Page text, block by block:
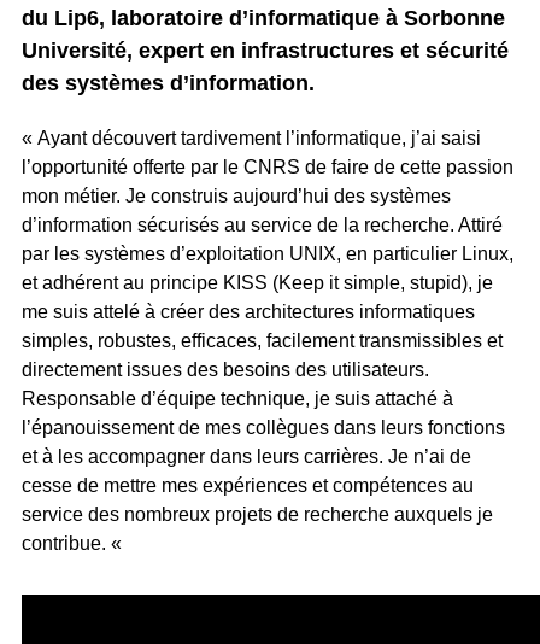
du Lip6, laboratoire d’informatique à Sorbonne
Université, expert en infrastructures et sécurité
des systèmes d’information.
« Ayant découvert tardivement l’informatique, j’ai saisi
l’opportunité offerte par le CNRS de faire de cette passion
mon métier. Je construis aujourd’hui des systèmes
d’information sécurisés au service de la recherche. Attiré
par les systèmes d’exploitation UNIX, en particulier Linux,
et adhérent au principe KISS (Keep it simple, stupid), je
me suis attelé à créer des architectures informatiques
simples, robustes, efficaces, facilement transmissibles et
directement issues des besoins des utilisateurs.
Responsable d’équipe technique, je suis attaché à
l’épanouissement de mes collègues dans leurs fonctions
et à les accompagner dans leurs carrières. Je n’ai de
cesse de mettre mes expériences et compétences au
service des nombreux projets de recherche auxquels je
contribue. «